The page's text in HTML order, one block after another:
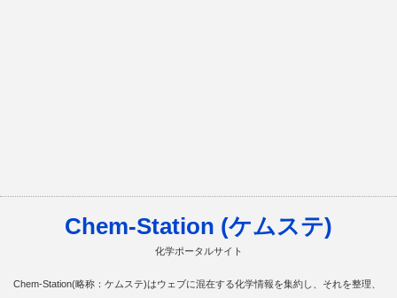
Chem-Station (ケムステ)
化学ポータルサイト
Chem-Station(略称：ケムステ)はウェブに混在する化学情報を集約し、それを整理、